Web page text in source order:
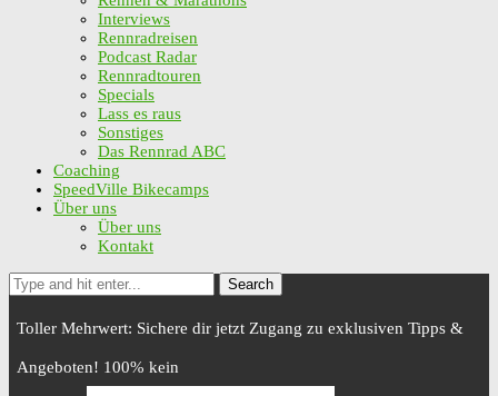
Interviews
Rennradreisen
Podcast Radar
Rennradtouren
Specials
Lass es raus
Sonstiges
Das Rennrad ABC
Coaching
SpeedVille Bikecamps
Über uns
Über uns
Kontakt
Search
Toller Mehrwert: Sichere dir jetzt Zugang zu exklusiven Tipps &
Angeboten! 100% kein